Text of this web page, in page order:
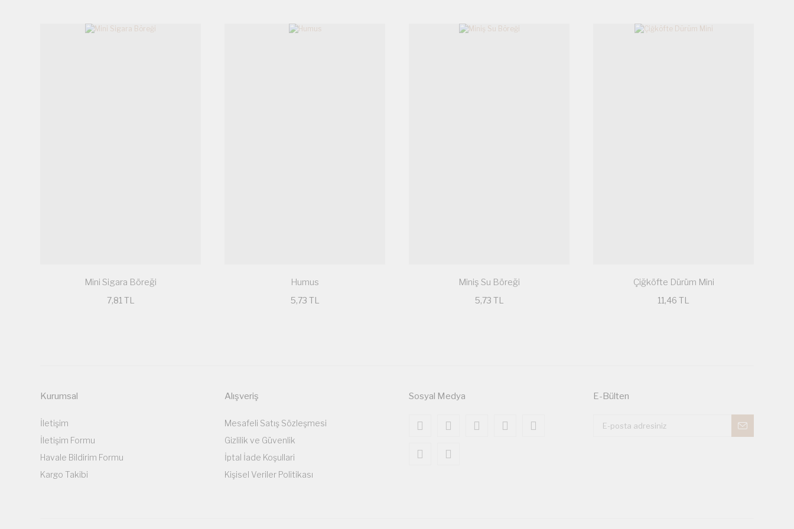
Ürün fiyatı diğer sitelerden daha pahalı.
Mini Sigara Böreği
7,81 TL
Humus
5,73 TL
Miniş Su Böreği
5,73 TL
Çiğköfte Dürüm Mini
11,46 TL
Kurumsal
İletişim
İletişim Formu
Havale Bildirim Formu
Kargo Takibi
Alışveriş
Mesafeli Satış Sözleşmesi
Gizlilik ve Güvenlik
İptal İade Koşullari
Kişisel Veriler Politikası
Sosyal Medya E-Bülten